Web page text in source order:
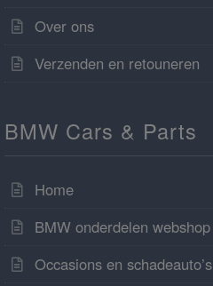
Over ons
Verzenden en retouneren
BMW Cars & Parts
Home
BMW onderdelen webshop
Occasions en schadeauto’s